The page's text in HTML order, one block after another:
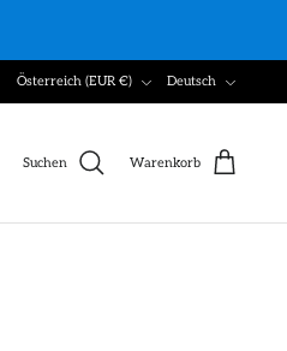
Währung
Österreich (EUR €) Deutsch
Suchen Warenkorb